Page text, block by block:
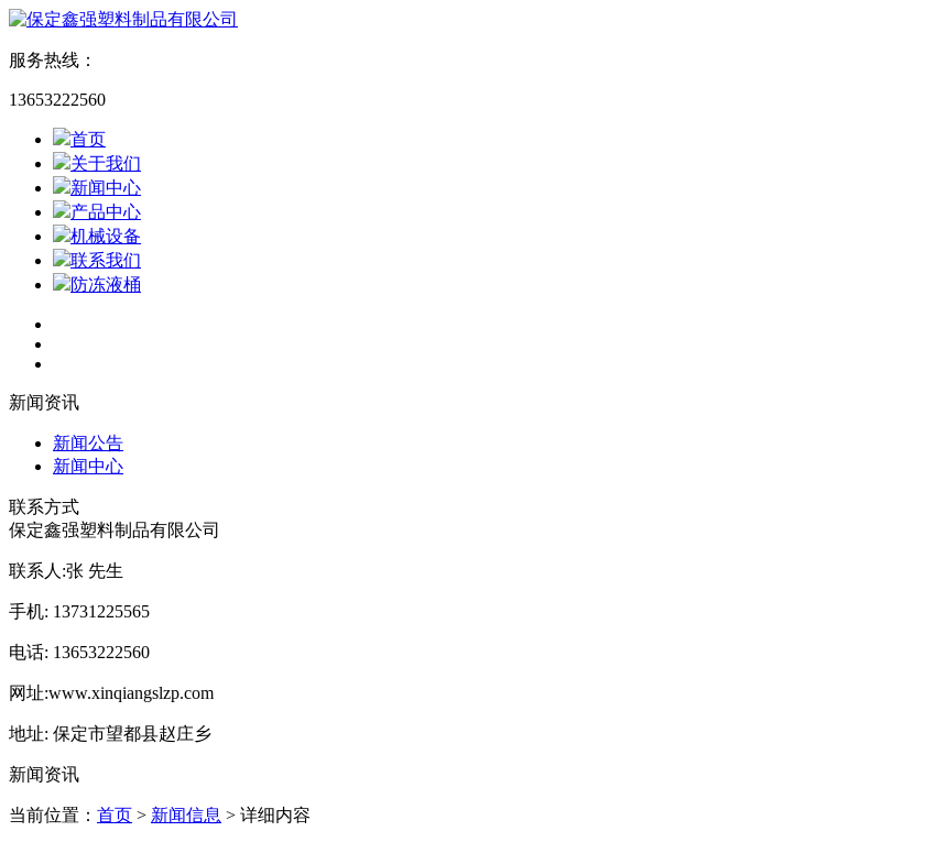
服务热线：
13653222560
首页
关于我们
新闻中心
产品中心
机械设备
联系我们
防冻液桶
新闻资讯
新闻公告
新闻中心
联系方式
保定鑫强塑料制品有限公司
联系人:张 先生
手机: 13731225565
电话: 13653222560
网址:www.xinqiangslzp.com
地址: 保定市望都县赵庄乡
新闻资讯
当前位置： 首页 > 新闻信息 > 详细内容